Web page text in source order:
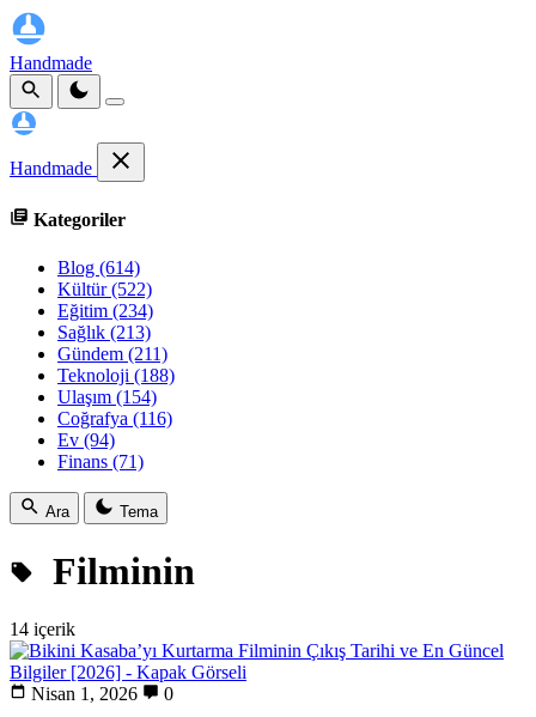
Handmade
Handmade
Kategoriler
Blog (614)
Kültür(522)
Eğitim (234)
Sağlık (213)
Gündem (211)
Teknoloji (188)
Ulaşım (154)
Coğrafya (116)
Ev (94)
Finans (71)
Ara Tema
Filminin
14 içerik
Nisan 1, 2026 0